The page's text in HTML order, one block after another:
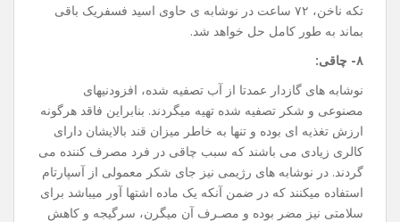
تکه ناخن، ۷۲ ساعت در نوشابه ی حاوی اسید فسفریک باقی
بماند به طور کامل حل خواهد شد.
۸- چاقی:
نوشابه های گازدار عمدتا از آب تصفیه شده، افزودنیهای
مصنوعی و شکر تصفیه شده تهیه میگردند. بنابراین فاقد هرگونه
ارزش تغذیه ای بوده و تنها به خاطر میزان قند بالایشان دارای
کالری زیادی می باشند که سبب چاقی در فرد مصرف کننده می
گردند. در نوشابه های رژیمی نیز جای شکر معمولی از آسپارتام
استفاده میکنند که در ضمن آنکه یک ماده اشتها آور میباشد برای
سلامتی نیز مضر بوده و مصـرف آن میگرن، سرگیجه و کاهش